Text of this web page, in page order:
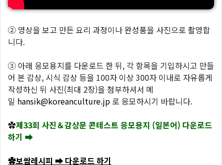
② 영상을 보고 만든 요리 과정이나 완성품을 사진으로 촬영합
니다.
③ 아래 응모용지를 다운로드 한 뒤, 각 항목을 기입하시고 만들
어 본 감상, 시식 감상 등을 100자 이상 300자 이내로 자유롭게
작성하신 뒤 사진(최대 2장)을 첨부하셔서 메
일 hansik@koreanculture.jp 로 응모하시기 바랍니다.
✿제33회 사진＆감상문 콘테스트 응모용지 (일본어) 다운로드
하기 ➡
✿보쌈레시피 ➡ 다운로드 하기